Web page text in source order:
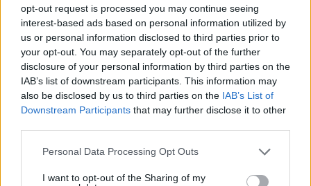
opt-out request is processed you may continue seeing
interest-based ads based on personal information utilized by
us or personal information disclosed to third parties prior to
your opt-out. You may separately opt-out of the further
disclosure of your personal information by third parties on the
IAB’s list of downstream participants. This information may
also be disclosed by us to third parties on the IAB’s List of
Downstream Participants that may further disclose it to other
Please note that this website/app uses one or more Google
not limited to your visit or usage behaviour. You may click to
Personal Data Processing Opt Outs
I want to opt-out of the Sharing of my
ΑΠΑΝΤΗΣΗ
Οι Κούληδες
08.07.2026, 22:36
κατανοούν, αγαπούν και φροντίζουν τα Ρομά. Το
σκασμό, θα σας κακοποιούν και θα γουστάρετε !
ΑΠΑΝΤΗΣΗ
Εεε Ο και οι Κουληδες
Ειμαι αρκετα σιγουρος οτι ο Αλεξης τους